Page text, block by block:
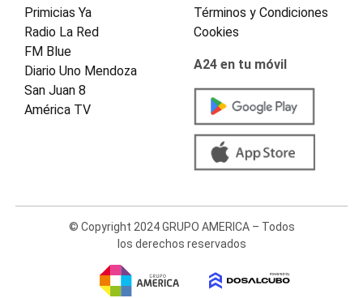
Primicias Ya
Radio La Red
FM Blue
Diario Uno Mendoza
San Juan 8
América TV
Términos y Condiciones
Cookies
A24 en tu móvil
© Copyright 2024 GRUPO AMERICA – Todos
los derechos reservados